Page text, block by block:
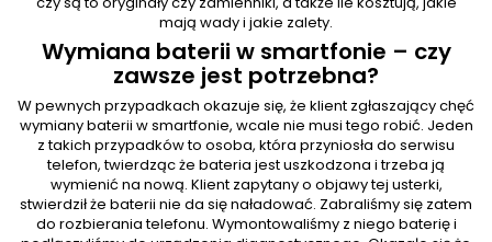
mają wady i jakie zalety.
Wymiana baterii w smartfonie – czy
zawsze jest potrzebna?
W pewnych przypadkach okazuje się, że klient zgłaszający chęć
wymiany baterii w smartfonie, wcale nie musi tego robić. Jeden
z takich przypadków to osoba, która przyniosła do serwisu
telefon, twierdząc że bateria jest uszkodzona i trzeba ją
wymienić na nową. Klient zapytany o objawy tej usterki,
stwierdził że baterii nie da się naładować. Zabraliśmy się zatem
do rozbierania telefonu. Wymontowaliśmy z niego baterię i